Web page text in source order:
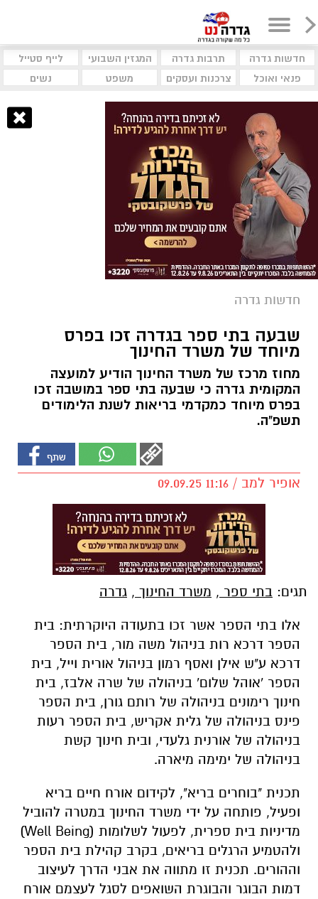
חדשות גדרה תרבות גדרה המגזין השבועי
לייף סטייל
פנאי ואוכל
צרכנות ועסקים משפט נשים
חדשות גדרה
שבעה בתי ספר בגדרה זכו בפרס
מיוחד של משרד החינוך
מחוז מרכז של משרד החינוך הודיע למועצה
המקומית גדרה כי שבעה בתי ספר במושבה זכו
בפרס מיוחד כמקדמי בריאות לשנת הלימודים
תשפ"ה.
אופיר למב / 11:16 09.09.25
תגים: בתי ספר , משרד החינוך , גדרה
אלו בתי הספר אשר זכו בתעודה היוקרתית: בית
הספר דרכא רות בניהול משה מור, בית הספר
דרכא ע"ש אילן ואסף רמון בניהול אורית וייל, בית
הספר 'אוהל שלום' בניהולה של שרה אלבז, בית
חינוך רימונים בניהולה של רותם גורן, בית הספר
פינס בניהולה של גלית אקריש, בית הספר רעות
בניהולה של אורנית גלעדי, ובית חינוך קשת
בניהולה של ימימה מיארה.
תכנית "בוחרים בריא", לקידום אורח חיים בריא
ופעיל, פותחה על ידי משרד החינוך במטרה להוביל
מדיניות בית ספרית, לפעול לשלומות (Well Being)
ולהטמיע הרגלים בריאים, בקרב קהילת בית הספר
וההורים. תכנית זו מתווה את אבני הדרך לעיצוב
דמות הבוגר והבוגרת השואפים לסגל לעצמם אורח